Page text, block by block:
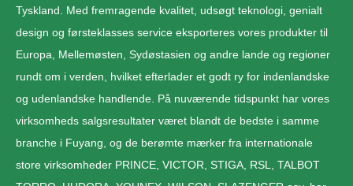
Tyskland. Med fremragende kvalitet, udsøgt teknologi, genialt
design og førsteklasses service eksporteres vores produkter til
Europa, Mellemøsten, Sydøstasien og andre lande og regioner
rundt om i verden, hvilket efterlader et godt ry for indenlandske
og udenlandske handlende. På nuværende tidspunkt har vores
virksomheds salgsresultater været blandt de bedste i samme
branche i Fuyang, og de berømte mærker fra internationale
store virksomheder PRINCE, VICTOR, STIGA, RSL, TALBOT